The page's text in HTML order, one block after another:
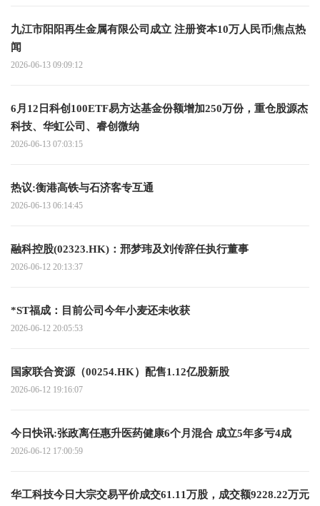
九江市阳阳再生金属有限公司成立 注册资本10万人民币|焦点热
闻
2026-06-13 09:09:12
6月12日科创100ETF易方达基金份额增加250万份，重仓股源杰
科技、华虹公司、睿创微纳
2026-06-13 07:03:15
热议:衡港高铁与石济客专互通
2026-06-13 06:14:45
融科控股(02323.HK)：邢梦玮及刘传辞任执行董事
2026-06-12 20:13:37
*ST福成：目前公司今年小麦还未收获
2026-06-12 20:05:53
国家联合资源（00254.HK）配售1.12亿股新股
2026-06-12 19:16:07
今日快讯:张政离任惠升医药健康6个月混合 成立5年多亏4成
2026-06-12 17:00:59
华工科技今日大宗交易平价成交61.11万股，成交额9228.22万元